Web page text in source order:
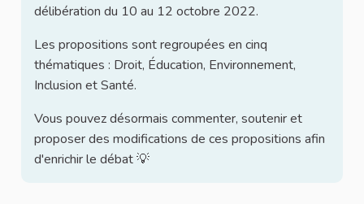
délibération du 10 au 12 octobre 2022.
Les propositions sont regroupées en cinq
thématiques : Droit, Éducation, Environnement,
Inclusion et Santé.
Vous pouvez désormais commenter, soutenir et
proposer des modifications de ces propositions afin
d'enrichir le débat 💡